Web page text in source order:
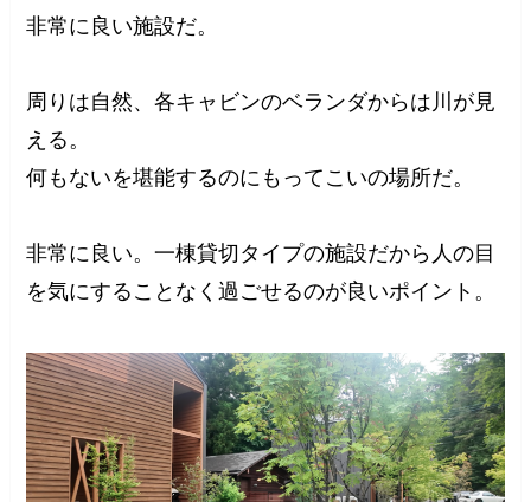
非常に良い施設だ。
周りは自然、各キャビンのベランダからは川が見
える。
何もないを堪能するのにもってこいの場所だ。
非常に良い。一棟貸切タイプの施設だから人の目
を気にすることなく過ごせるのが良いポイント。